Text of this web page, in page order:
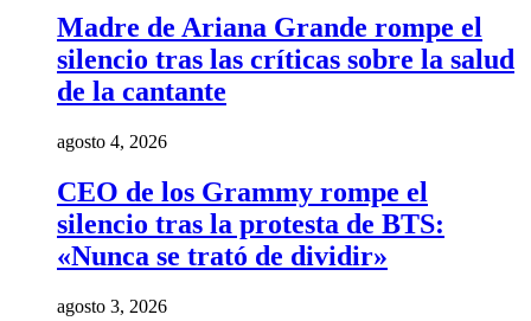
Madre de Ariana Grande rompe el
silencio tras las críticas sobre la salud
de la cantante
agosto 4, 2026
CEO de los Grammy rompe el
silencio tras la protesta de BTS:
«Nunca se trató de dividir»
agosto 3, 2026